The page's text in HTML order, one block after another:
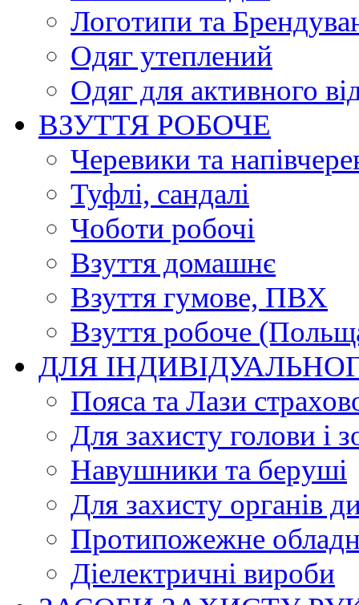
Логотипи та
Одяг утеплений
Одяг для активного
ВЗУТТЯ РОБОЧЕ
Черевики та
Туфлі, сандалі
Чоботи робочі
Взуття домашнє
Взуття гумове, ПВХ
Взуття робоче
ДЛЯ
Пояса та Лази
Для захисту голови і
Навушники та беруші
Для захисту органів
Протипожежне
Діелектричні вироби